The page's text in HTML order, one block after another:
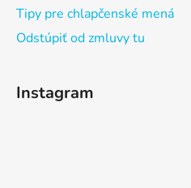
Tipy pre chlapčenské mená
Odstúpiť od zmluvy tu
Instagram